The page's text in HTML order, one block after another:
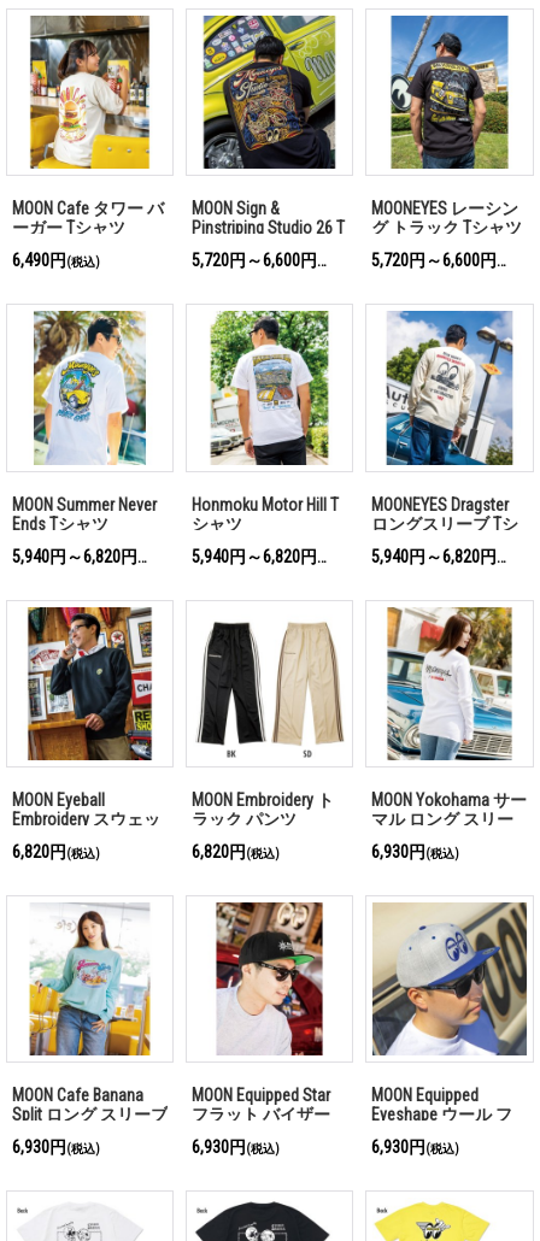
MOON Cafe タワー バ
ーガー Tシャツ
6,490円 (税込)
MOON Sign &
Pinstriping Studio 26 T
シャツ
5,720円～6,600円
(税込)
MOONEYES レーシン
グ トラック Tシャツ
5,720円～6,600円
(税込)
MOON Summer Never
Ends Tシャツ
5,940円～6,820円
(税込)
Honmoku Motor Hill T
シャツ
5,940円～6,820円
(税込)
MOONEYES Dragster
ロングスリーブ Tシ
5,940円～6,820円
(税込)
MOON Eyeball
Embroidery スウェッ
6,820円 (税込)
MOON Embroidery ト
ラック パンツ
6,820円 (税込)
MOON Yokohama サー
マル ロング スリー
6,930円 (税込)
MOON Cafe Banana
Split ロング スリーブ
6,930円 (税込)
MOON Equipped Star
フラット バイザー
6,930円 (税込)
MOON Equipped
Eyeshape ウール フ
ャップ
6,930円 (税込)